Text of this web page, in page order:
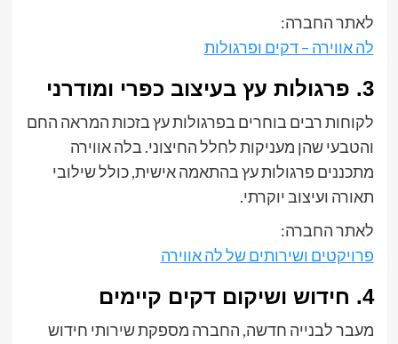
לאתר החברה:
לה אווירה – דקים ופרגולות
3. פרגולות עץ בעיצוב כפרי ומודרני
לקוחות רבים בוחרים בפרגולות עץ בזכות המראה החם
והטבעי שהן מעניקות לחלל החיצוני. בלה אווירה
מתכננים פרגולות עץ בהתאמה אישית, כולל שילובי
תאורה ועיצוב יוקרתי.
לאתר החברה:
פרויקטים ושירותים של לה אווירה
4. חידוש ושיקום דקים קיימים
מעבר לבנייה חדשה, החברה מספקת שירותי חידוש